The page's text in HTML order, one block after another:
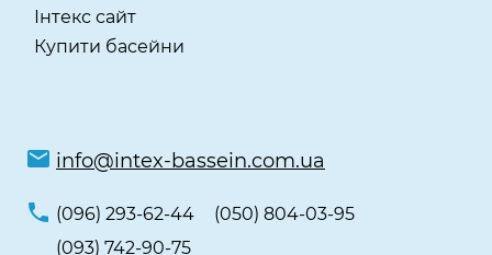
Інтекс сайт
Купити басейни
info@intex-bassein.com.ua
(096) 293-62-44
(050) 804-03-95
(093) 742-90-75